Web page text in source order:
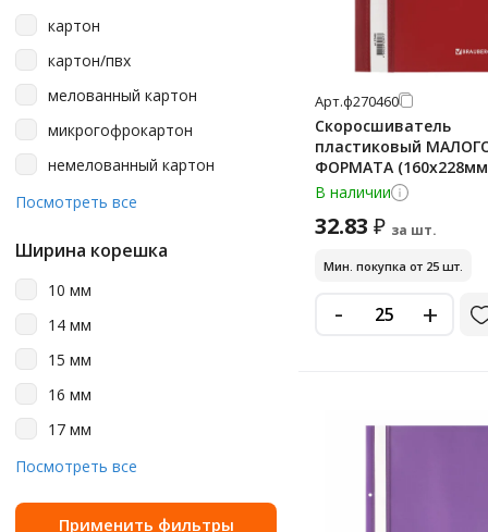
коричневый
красный
лаванда/черный
лиловый
малиновый
мятный/черный
оранжевый
оранжевый неон
персиковый
полупрозрачный
розовый
розовый неон
розовый/голубой
300 листов
50 листов
картон
картон/пвх
мелованный картон
микрогофрокартон
немелованный картон
пластик
Посмотреть все
Ширина корешка
10 мм
14 мм
15 мм
16 мм
17 мм
18 мм
2-24 мм
Посмотреть все
Арт.ф270460
Скоросшиватель
пластиковый
ФОРМАТА
BRAUBERG, 130/180
красный, 270460
В наличии
32.83 ₽ за шт.
Мин. покупка от 25 шт.
- +